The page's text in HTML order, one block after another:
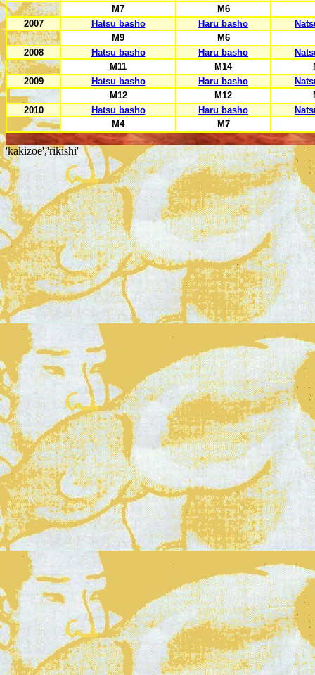
M7
M6
2007
Hatsu basho Haru basho
M9
M6
2008
Hatsu basho Haru basho
M11
M14
2009
Hatsu basho Haru basho
M12
M12
2010
Hatsu basho Haru basho
M4
M7
'kakizoe','rikishi'